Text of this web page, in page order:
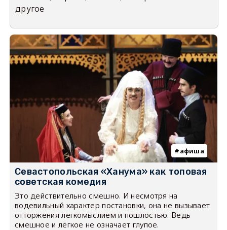
другое
афиша
Севастопольская «Ханума» как топовая
советская комедия
Это действительно смешно. И несмотря на
водевильный характер постановки, она не вызывает
отторжения легкомыслием и пошлостью. Ведь
смешное и лёгкое не означает глупое.